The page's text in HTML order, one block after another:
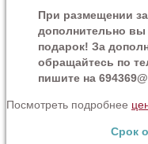
При размещении
дополнительно вы
подарок! За
обращайтесь по
пишите на
Посмотреть подробнее
Срок